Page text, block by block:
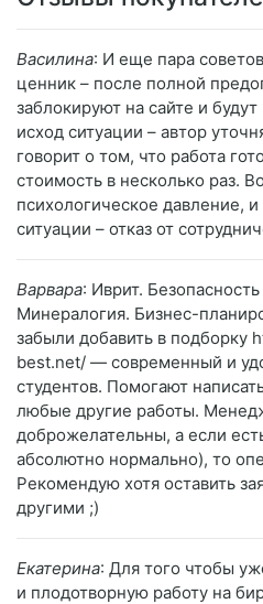
Василина: И еще пара
ценник – после полной
заблокируют на сайте и
исход ситуации – автор
говорит о том, что работа
стоимость в несколько раз.
психологическое давление,
ситуации – отказ от
Варвара: Иврит.
Минералогия. Бизнес-
забыли добавить в подборку
best.net/ — современный и
студентов. Помогают
любые другие работы.
доброжелательны, а если
абсолютно нормально), то
Рекомендую хотя оставить
другими ;)
Екатерина: Для того чтобы
и плодотворную работу на